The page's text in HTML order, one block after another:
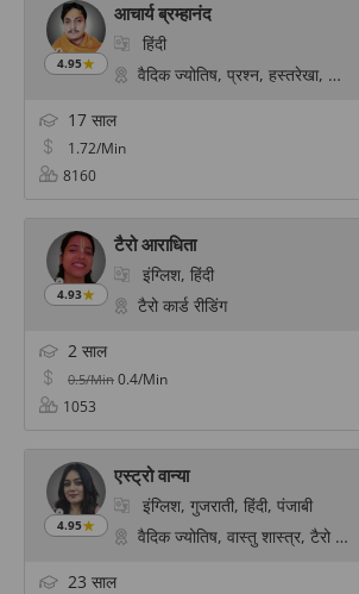
4.95
आचार्य ब्रम्हानंद
हिंदी
वैदिक ज्योतिष, प्रश्न, हस्तरेखा,
17 साल
1.72/Min
8160
4.93
टैरो आराधिता
इंग्लिश, हिंदी
टैरो कार्ड रीडिंग
2 साल
0.5/Min 0.4/Min
1053
4.95
एस्ट्रो वान्या
इंग्लिश, गुजराती, हिंदी, पंजाबी
वैदिक ज्योतिष, वास्तु शास्त्र, टैरो
23 साल